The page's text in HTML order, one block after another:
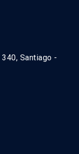
Santiago -